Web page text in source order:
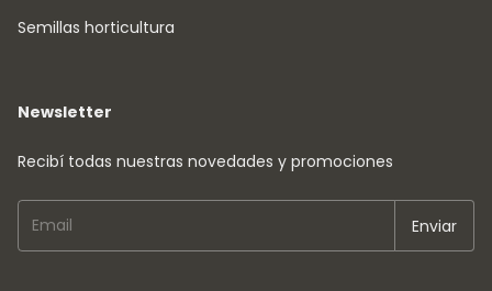
Semillas horticultura
Newsletter
Recibí todas nuestras novedades y promociones